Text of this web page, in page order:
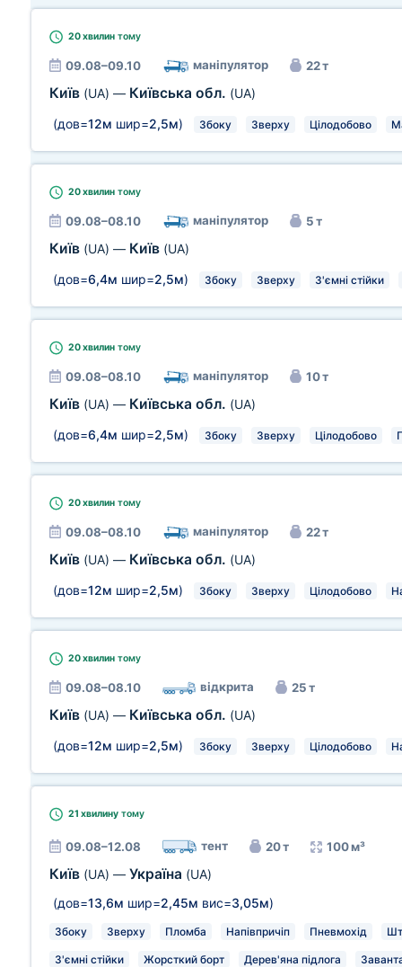
20 хвилин тому
09.08–09.10 маніпулятор 22 т
Київ (UA) — Київська обл. (UA)
(дов=12м шир=2,5м) Збоку Зверху Цілодобово
20 хвилин тому
09.08–08.10 маніпулятор 5 т
Київ (UA) — Київ (UA)
(дов=6,4м шир=2,5м) Збоку Зверху З'ємні стійки
20 хвилин тому
09.08–08.10 маніпулятор 10 т
Київ (UA) — Київська обл. (UA)
(дов=6,4м шир=2,5м) Збоку Зверху Цілодобово
20 хвилин тому
09.08–08.10 маніпулятор 22 т
Київ (UA) — Київська обл. (UA)
(дов=12м шир=2,5м) Збоку Зверху Цілодобово
20 хвилин тому
09.08–08.10 відкрита 25 т
Київ (UA) — Київська обл. (UA)
(дов=12м шир=2,5м) Збоку Зверху Цілодобово
21 хвилину тому
09.08–12.08 тент 20 т 100 м³
Київ (UA) — Україна (UA)
(дов=13,6м шир=2,45м вис=3,05м)
Збоку Зверху Пломба Напівпричіп Пневмохід
З'ємні стійки Жорсткий борт Дерев'яна підлога